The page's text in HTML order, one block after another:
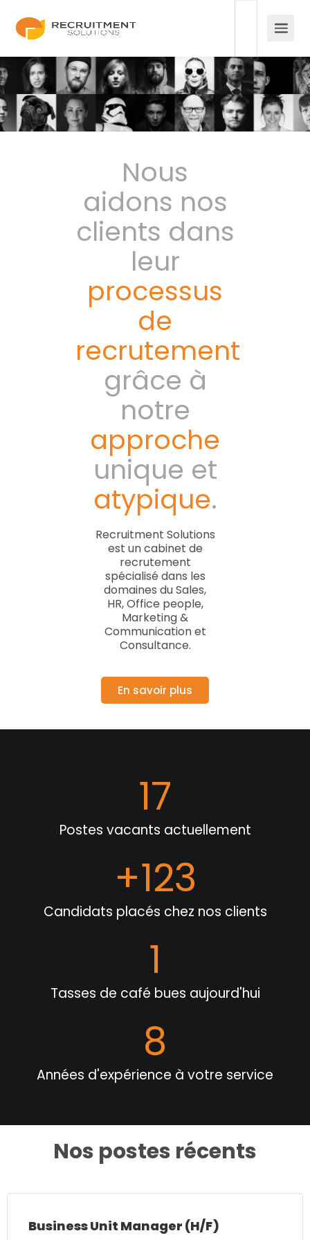
Nous
aidons nos
clients dans
leur
processus
de
recrutement
grâce à
notre
approche
unique et
atypique.
Recruitment Solutions
est un cabinet de
recrutement
spécialisé dans les
domaines du Sales,
HR, Office people,
Marketing &
Communication et
Consultance.
En savoir plus
Postes vacants actuellement
20
Candidats placés chez nos clients
+149
Tasses de café bues aujourd'hui
1
Années d'expérience à votre service
10
Nos postes récents
Business Unit Manager (H/F)